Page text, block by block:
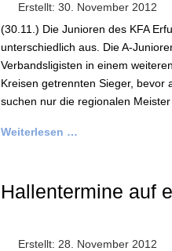
Erstellt: 30. November 2012
(30.11.) Die Junioren des KFA
unterschiedlich aus. Die A-
Verbandsligisten in einem
Kreisen getrennten Sieger, bevor
suchen nur die regionalen
Weiterlesen …
Hallentermine auf
Erstellt: 28. November 2012